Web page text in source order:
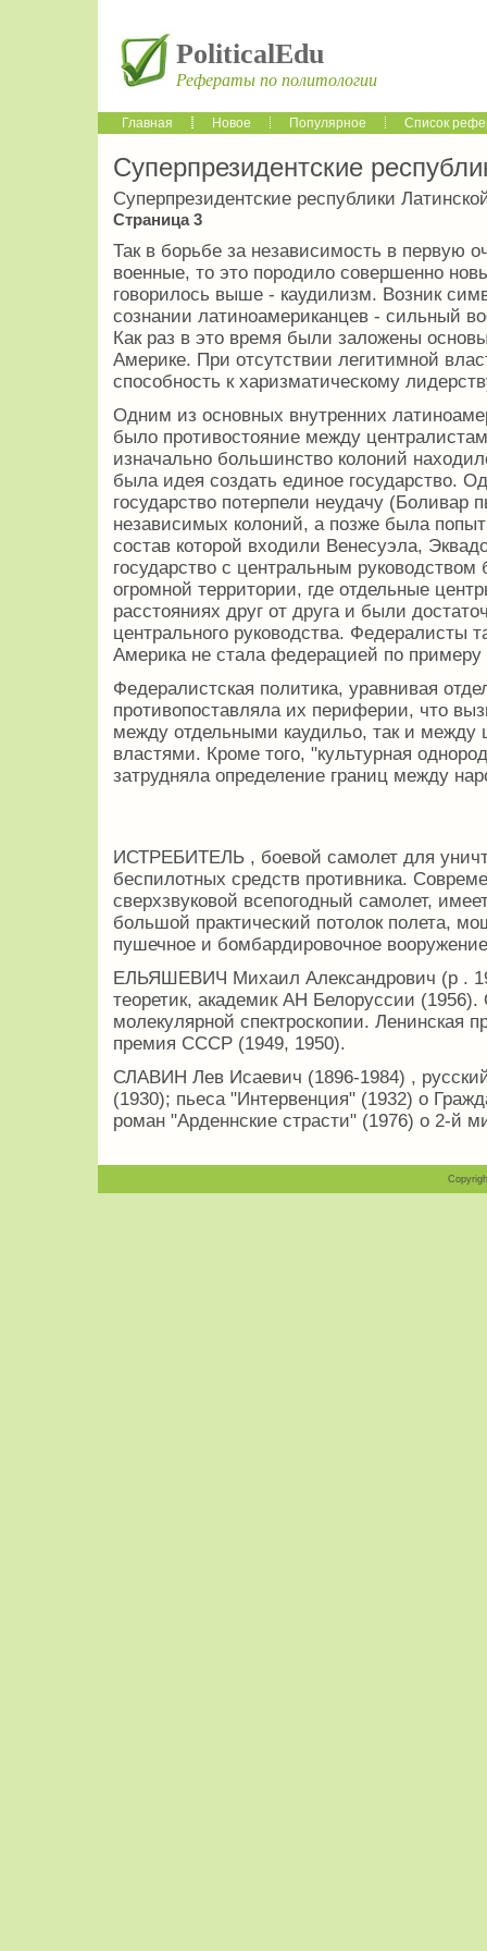
PoliticalEdu
Рефераты по политологии
Главная Новое Популярное Список
Суперпрезидентские
Суперпрезидентские республики
Страница 3
Так в борьбе за независимость в первую
военные, то это породило совершенно
говорилось выше - каудилизм. Возник
сознании латиноамериканцев - сильный
Как раз в это время были заложены
Америке. При отсутствии легитимной
способность к харизматическому
Одним из основных внутренних
было противостояние между
изначально большинство колоний
была идея создать единое государство.
государство потерпели неудачу (Боливар
независимых колоний, а позже была
состав которой входили Венесуэла,
государство с центральным
огромной территории, где отдельные
расстояниях друг от друга и были
центрального руководства. Федералисты
Америка не стала федерацией по
Федералистская политика, уравнивая
противопоставляла их периферии, что
между отдельными каудильо, так и
властями. Кроме того, "культурная
затрудняла определение границ между
ИСТРЕБИТЕЛЬ , боевой самолет для
беспилотных средств противника.
сверхзвуковой всепогодный самолет,
большой практический потолок полета,
пушечное и бомбардировочное
ЕЛЬЯШЕВИЧ Михаил Александрович (р .
теоретик, академик АН Белоруссии
молекулярной спектроскопии. Ленинская
премия СССР (1949, 1950).
СЛАВИН Лев Исаевич (1896-1984) ,
(1930); пьеса "Интервенция" (1932) о
роман "Арденнские страсти" (1976) о 2-й